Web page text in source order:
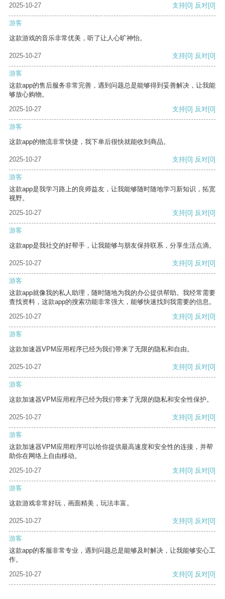
2025-10-27 支持[0] 反对[0]
游客
这款游戏的音乐非常优美，听了让人心旷神怡。
2025-10-27 支持[0] 反对[0]
游客
这款app的售后服务非常完善，遇到问题总是能够得到妥善解决，让我能
够放心购物。
2025-10-27
支持[0] 反对[0]
游客
这款app的物流非常快捷，我下单后很快就能收到商品。
2025-10-27 支持[0] 反对[0]
游客
这款app是我学习路上的良师益友，让我能够随时随地学习新知识，拓宽
视野。
2025-10-27
支持[0] 反对[0]
游客
这款app是我社交的好帮手，让我能够与朋友保持联系，分享生活点滴。
2025-10-27 支持[0] 反对[0]
游客
这款app就像我的私人助理，随时随地为我的办公提供帮助。我经常需要
查找资料，这款app的搜索功能非常强大，能够快速找到我需要的信息。
2025-10-27
支持[0] 反对[0]
游客
这款加速器VPM应用程序已经为我们带来了无限的隐私和自由。
2025-10-27 支持[0] 反对[0]
游客
这款加速器VPM应用程序已经为我们带来了无限的隐私和安全性保护。
2025-10-27 支持[0] 反对[0]
游客
这款加速器VPM应用程序可以给你提供最高速度和安全性的连接，并帮
助你在网络上自由移动。
2025-10-27
支持[0] 反对[0]
游客
这款游戏非常好玩，画面精美，玩法丰富。
2025-10-27 支持[0] 反对[0]
游客
这款app的客服非常专业，遇到问题总是能够及时解决，让我能够安心工
作。
2025-10-27
支持[0] 反对[0]